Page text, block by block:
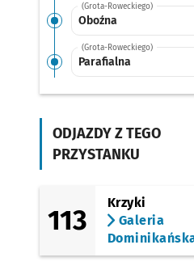
(Grota-Roweckiego)
Oboźna
(Grota-Roweckiego)
Parafialna
(Grota-Roweckiego)
(Świeradowska)
Gaj
(Świeradowska)
ODJAZDY Z TEGO
PRZYSTANKU
113
Krzyki
Galeria